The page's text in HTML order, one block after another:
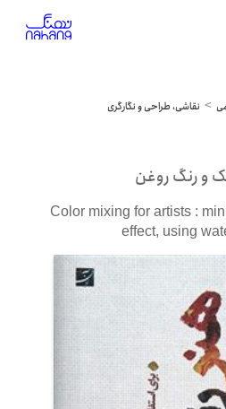
نقاشی، طراحی و نگارگری
و رنگ روغن
Color mixing for artists :
effect, using